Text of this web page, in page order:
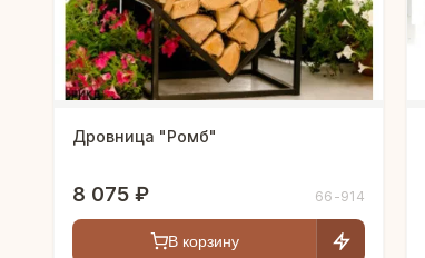
Дровница "Ромб"
8 075 ₽ 66-914
В корзину